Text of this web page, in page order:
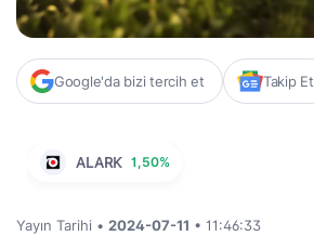
Google'da bizi tercih et Takip Et
ALARK 1,50%
Yayın Tarihi • 2024-07-11 • 11:46:33